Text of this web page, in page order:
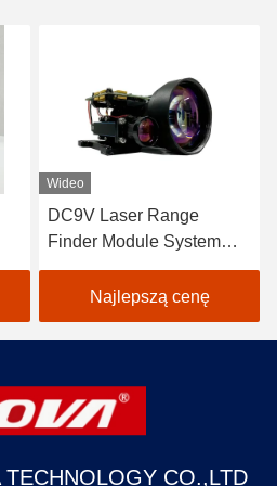
Wideo
DC9V Laser Range
Finder Module System
fotoelektryczny Wykryć
odległość docelową 120
g, pomiar odległości
laserowej
Najlepszą cenę
TECHNOLOGY CO.,LTD